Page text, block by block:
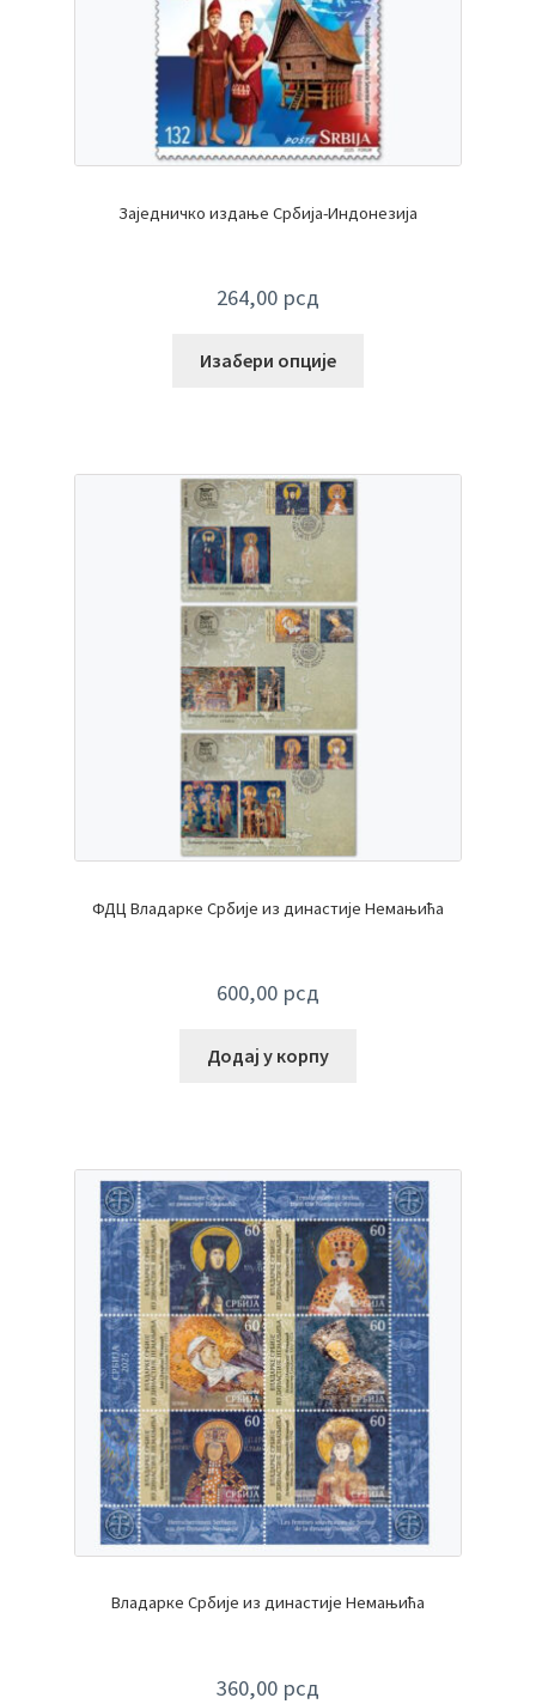
Заједничко издање Србија-Индонезија
264,00 рсд
Изабери опције
ФДЦ Владарке Србије из династије Немањића
600,00 рсд
Додај у корпу
Владарке Србије из династије Немањића
360,00 рсд